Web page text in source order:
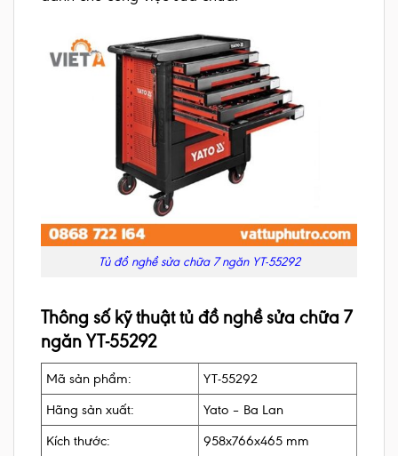
Tủ đồ nghề sửa chữa 7 ngăn YT-55292
Thông số kỹ thuật tủ đồ nghề sửa chữa 7
ngăn YT-55292
Mã sản phẩm:
YT-55292
Hãng sản xuất:
Yato – Ba Lan
Kích thước:
958x766x465 mm